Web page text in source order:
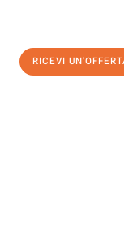
RICEVI